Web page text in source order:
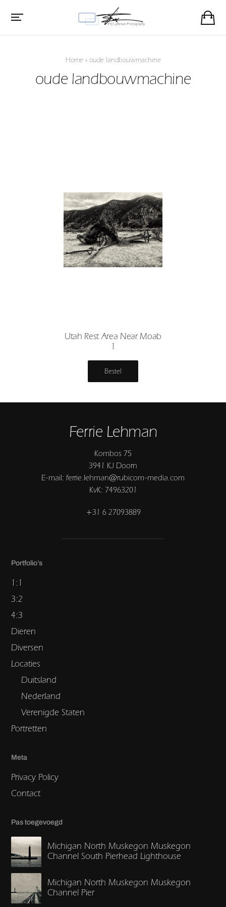
Home » oude landbouwmachine
oude landbouwmachine
Utah Rest Area Near Moab
1
Bestel
Ferrie Lehman
Kombos 75
3941 KJ Doorn
E-mail: ferrie.lehman@rubicom-media.com
KvK: 74963201
+31 6 27093889
Portfolio’s
1:1
3:2
4:3
Dieren
Diversen
Locaties
Duitsland
Nederland
Verenigde Staten
Portretten
Meta
Privacy Policy
Contact
Pas toegevoegd
Michigan North Muskegon Muskegon
Channel South Pierhead Lighthouse
Michigan North Muskegon Muskegon
Channel Pier